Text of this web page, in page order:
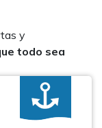
y
todo sea